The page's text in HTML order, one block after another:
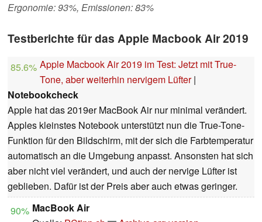
Ergonomie: 93%, Emissionen: 83%
Testberichte für das Apple Macbook Air 2019
85.6% Apple Macbook Air 2019 im Test: Jetzt mit True-
Tone, aber weiterhin nervigem Lüfter|
Notebookcheck
Apple hat das 2019er MacBook Air nur minimal verändert.
Apples kleinstes Notebook unterstützt nun die True-Tone-
Funktion für den Bildschirm, mit der sich die Farbtemperatur
automatisch an die Umgebung anpasst. Ansonsten hat sich
aber nicht viel verändert, und auch der nervige Lüfter ist
geblieben. Dafür ist der Preis aber auch etwas geringer.
90% MacBook Air